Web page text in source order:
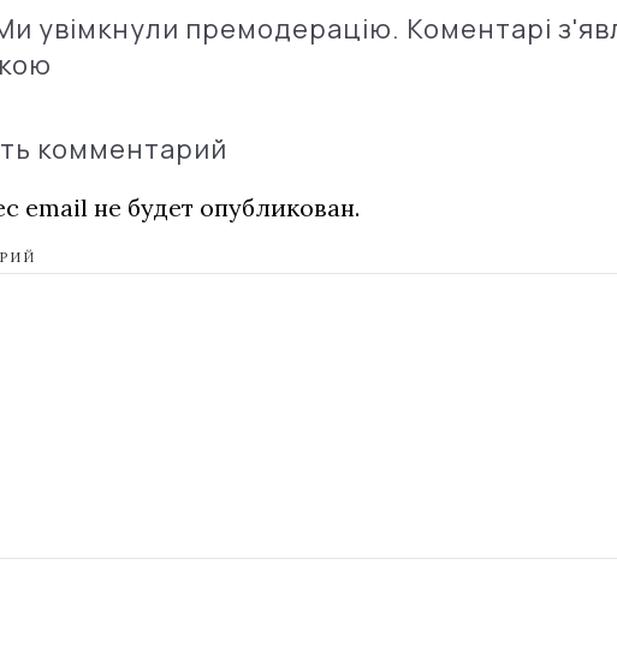
увімкнули премодерацію. Коментарі
комментарий
email не будет опубликован.